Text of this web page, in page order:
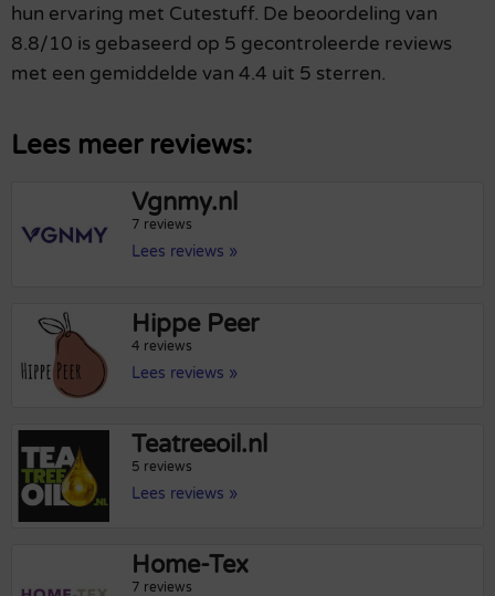
hun ervaring met Cutestuff. De beoordeling van
8.8/10 is gebaseerd op 5 gecontroleerde reviews
met een gemiddelde van 4.4 uit 5 sterren.
Lees meer reviews:
Vgnmy.nl
7 reviews
Lees reviews »
Hippe Peer
4 reviews
Lees reviews »
Teatreeoil.nl
5 reviews
Lees reviews »
Home-Tex
7 reviews